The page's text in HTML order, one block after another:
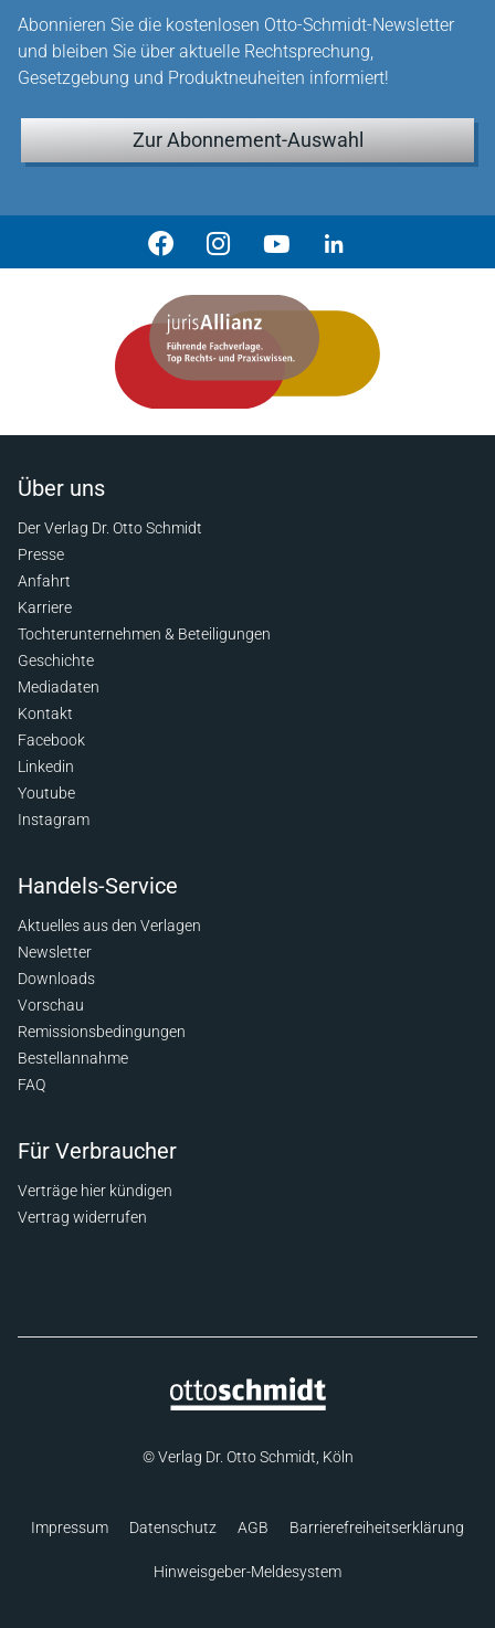
Abonnieren Sie die kostenlosen Otto-Schmidt-Newsletter
und bleiben Sie über aktuelle Rechtsprechung,
Gesetzgebung und Produktneuheiten informiert!
Zur Abonnement-Auswahl
Über uns
Der Verlag Dr. Otto Schmidt
Presse
Anfahrt
Karriere
Tochterunternehmen & Beteiligungen
Geschichte
Mediadaten
Kontakt
Facebook
Linkedin
Youtube
Instagram
Handels-Service
Aktuelles aus den Verlagen
Newsletter
Downloads
Vorschau
Remissionsbedingungen
Bestellannahme
FAQ
Für Verbraucher
Verträge hier kündigen
Vertrag widerrufen
© Verlag Dr. Otto Schmidt, Köln
Impressum Datenschutz AGB Barrierefreiheitserklärung
Hinweisgeber-Meldesystem